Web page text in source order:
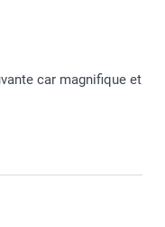
et votre retour
je vous souhaite une
car magnifique et